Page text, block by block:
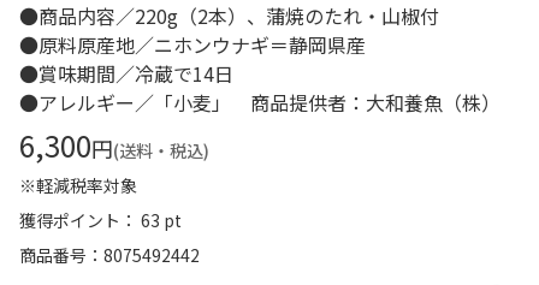
●商品内容／220g（2本）、蒲焼のたれ・山椒付
●原料原産地／ニホンウナギ＝静岡県産
●賞味期間／冷蔵で14日
●アレルギー／「小麦」 商品提供者：大和養魚（株）
6,300円(送料・税込)
※軽減税率対象
獲得ポイント： 63 pt
商品番号
8075492442